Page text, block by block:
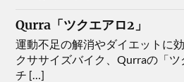
Qurra「ツクエアロ2」
運動不足の解消やダイエットに
クササイズバイク、Qurraの「
チ […]